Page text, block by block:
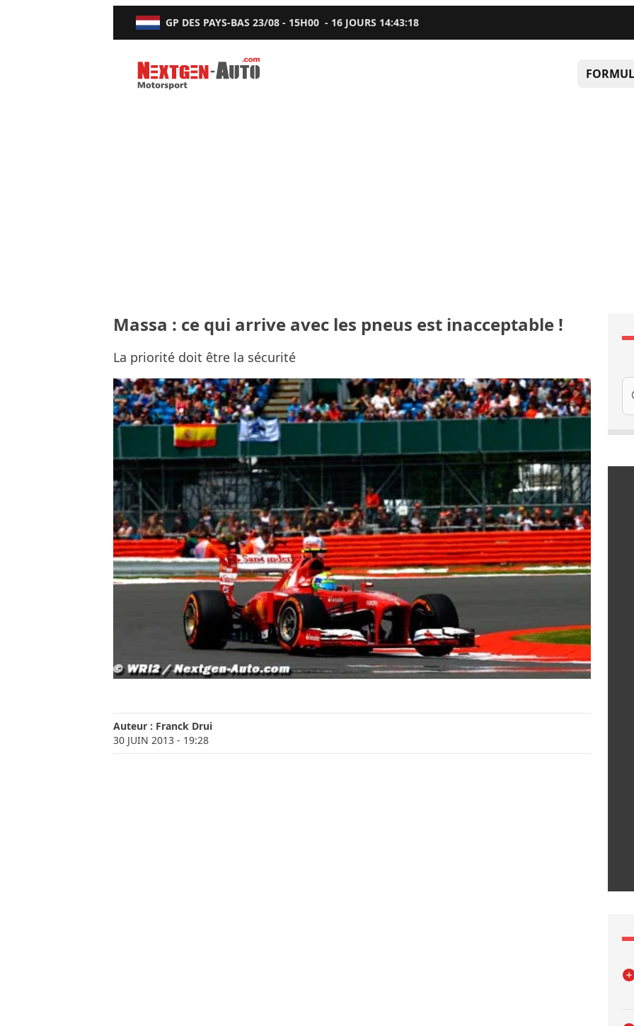
GP DES PAYS-BAS 23/08 - 15H00 - 16 JOURS 14:43:17
Nextgen-Auto.com
Massa : ce qui arrive avec les pneus est inacceptable !
La priorité doit être la sécurité
Auteur : Franck Drui
30 JUIN 2013 - 19:28